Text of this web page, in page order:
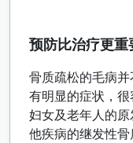
预防比治疗更重
骨质疏松的毛病
有明显的症状，
妇女及老年人的
他疾病的继发性骨